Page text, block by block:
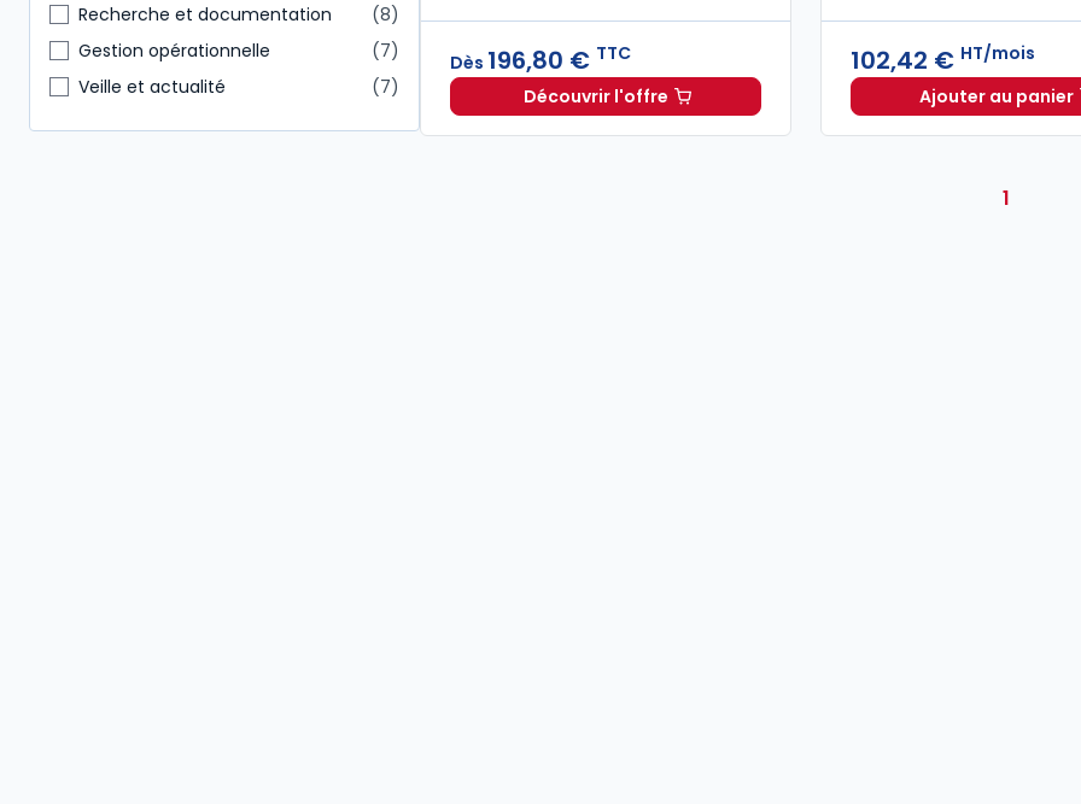
Notaire
3
Autres
2
Conseiller en gestion patrimoine
2
Recherche et documentation
8
Gestion opérationnelle
7
Veille et actualité
7
Dès 196,80 € TTC
Découvrir l'offreL'appel expert à partir de Dès 196,80 €TTC
102,42 € HT/mois
Ajouter au panier
INNEO
1